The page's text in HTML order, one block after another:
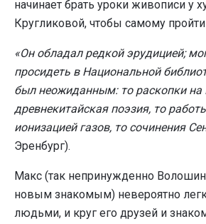
начинает брать уроки живописи у
Кругликовой, чтобы самому
«Он обладал редкой эрудицией;
просидеть в Национальной
был неожиданным: то раскопки на
древнекитайская поэзия, то
ионизацией газов, то сочинения
Эренбург).
Макс (так непринужденно
новым знакомым) невероятно
людьми, и круг его друзей и